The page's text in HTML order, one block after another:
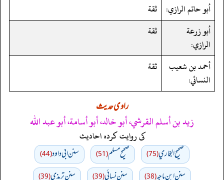
أبو حاتم الرازي: ثقة
أبو زرعة
الرازي:
ثقة
أحمد بن شعيب
النسائي:
ثقة
راوی حدیث
زيد بن أسلم القرشي، أبو خالد، أبو أسامة، أبو عبد الله
کی روایت کردہ احادیث
صحيح البخاري(75) صحيح مسلم(51) سنن ابي داود(44)
سنن ابن ماجه(38) سنن نسائي(39) سنن ترمذي(39)